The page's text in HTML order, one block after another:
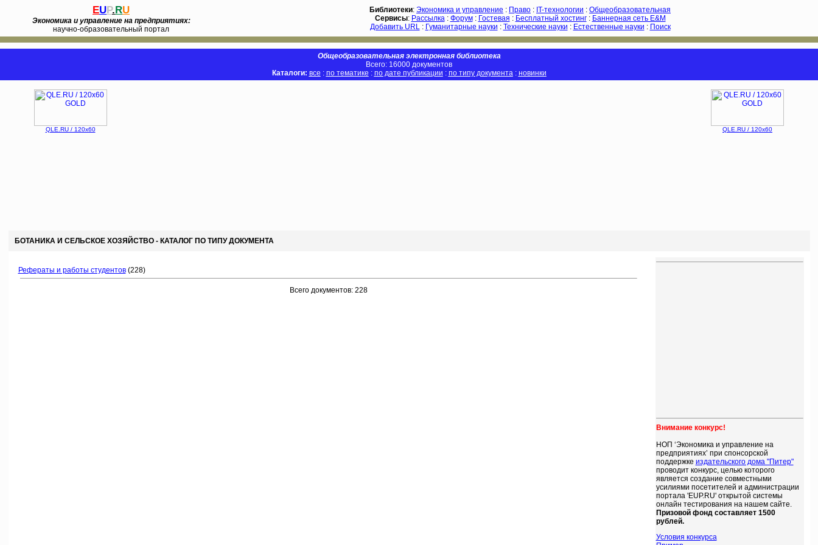
EUP.RU
Экономика и управление на предприятиях:
научно-образовательный портал
Библиотеки: Экономика и управление : Право : IT-технологии : Общеобразовательная
Сервисы: Рассылка: Форум: Гостевая : Бесплатный хостинг: Баннерная сеть E&M
Добавить URL: Гуманитарные науки : Технические науки : Естественные науки : Поиск
Общеобразовательная электронная библиотека
Всего: 16000 документов
Каталоги: все : по тематике : по дате публикации : по типу документа: новинки
QLE.RU / 120x60 QLE.RU / 120x60
БОТАНИКА И СЕЛЬСКОЕ ХОЗЯЙСТВО - КАТАЛОГ ПО ТИПУ ДОКУМЕНТА
Рефераты и работы студентов(228)
Всего документов: 228
Внимание конкурс!
НОП ‘Экономика и управление на
предприятиях’ при спонсорской
поддержке издательского дома "Питер"
проводит конкурс, целью которого
является создание совместными
усилиями посетителей и администрации
портала 'EUP.RU' открытой системы
онлайн тестирования на нашем сайте.
Призовой фонд составляет 1500
рублей.
Условия конкурса